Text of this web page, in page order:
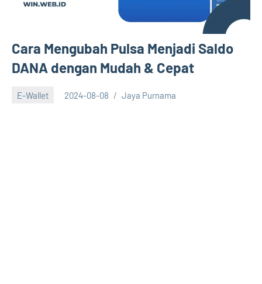
Cara Mengubah Pulsa Menjadi Saldo
DANA dengan Mudah & Cepat
E-Wallet 2024-08-08 Jaya Purnama